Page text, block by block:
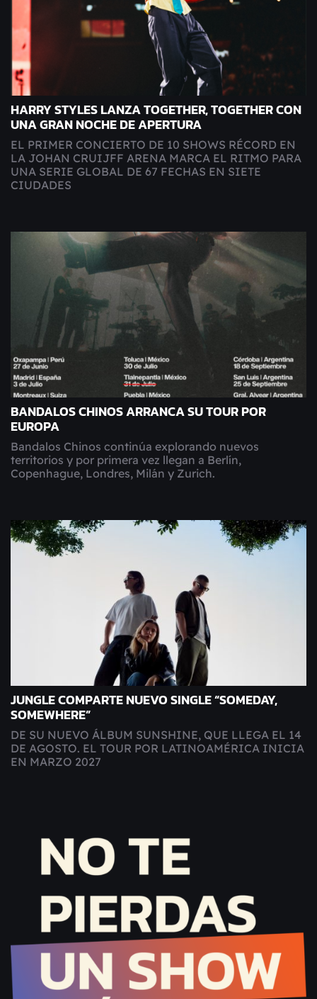
HARRY STYLES LANZA TOGETHER, TOGETHER CON
UNA GRAN NOCHE DE APERTURA
EL PRIMER CONCIERTO DE 10 SHOWS RÉCORD EN
LA JOHAN CRUIJFF ARENA MARCA EL RITMO PARA
UNA SERIE GLOBAL DE 67 FECHAS EN SIETE
CIUDADES
BANDALOS CHINOS ARRANCA SU TOUR POR
EUROPA
Bandalos Chinos continúa explorando nuevos
territorios y por primera vez llegan a Berlín,
Copenhague, Londres, Milán y Zurich.
JUNGLE COMPARTE NUEVO SINGLE “SOMEDAY,
SOMEWHERE”
DE SU NUEVO ÁLBUM SUNSHINE, QUE LLEGA EL 14
DE AGOSTO. EL TOUR POR LATINOAMÉRICA INICIA
EN MARZO 2027